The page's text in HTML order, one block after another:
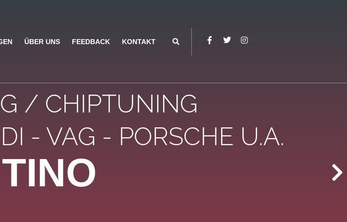
ÜBER UNS FEEDBACK KONTAKT
/ CHIPTUNING
- VAG - PORSCHE U.A.